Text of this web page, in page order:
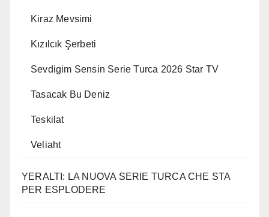
Kiraz Mevsimi
Kızılcık Şerbeti
Sevdigim Sensin Serie Turca 2026 Star TV
Tasacak Bu Deniz
Teskilat
Veliaht
YERALTI: LA NUOVA SERIE TURCA CHE STA
PER ESPLODERE